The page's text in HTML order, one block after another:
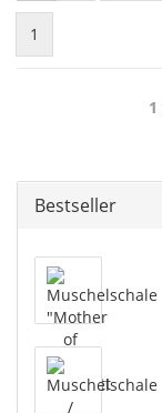
1
1
Bestseller